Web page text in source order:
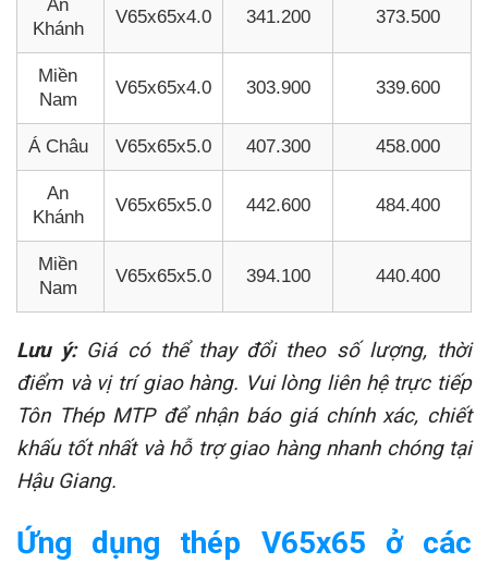
An
Khánh
V65x65x4.0 341.200 373.500
Miền
Nam
V65x65x4.0 303.900 339.600
Á Châu V65x65x5.0 407.300 458.000
An
Khánh
V65x65x5.0 442.600 484.400
Miền
Nam
V65x65x5.0 394.100 440.400
Lưu ý:Giá có thể thay đổi theo số lượng, thời
điểm và vị trí giao hàng. Vui lòng liên hệ trực tiếp
Tôn Thép MTP để nhận báo giá chính xác, chiết
khấu tốt nhất và hỗ trợ giao hàng nhanh chóng tại
Hậu Giang.
Ứng dụng thép V65x65 ở các